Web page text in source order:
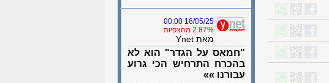
16/05/25 00:00
2.87% מהצפיות
מאת Ynet
"חמאס על הגדר" הוא לא
בהכרח התרחיש הכי גרוע
עבורנו »»